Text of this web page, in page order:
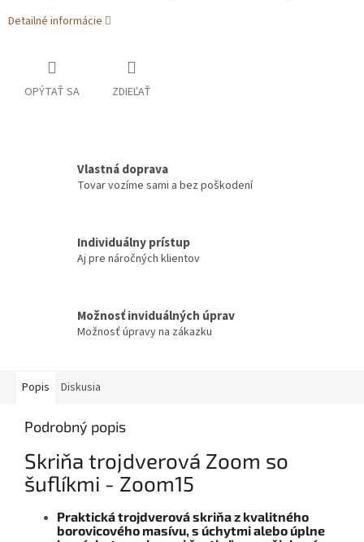
Detailné informácie
OPÝTAŤ SA ZDIEĽAŤ
Vlastná doprava
Tovar vozíme sami a bez poškodení
Individuálny prístup
Aj pre náročných klientov
Možnosť inviduálných úprav
Možnosť úpravy na zákazku
Popis Diskusia
Podrobný popis
Skriňa trojdverová Zoom so
šuflíkmi - Zoom15
Praktická trojdverová skriňa z kvalitného
borovicového masívu, s úchytmi alebo úplne